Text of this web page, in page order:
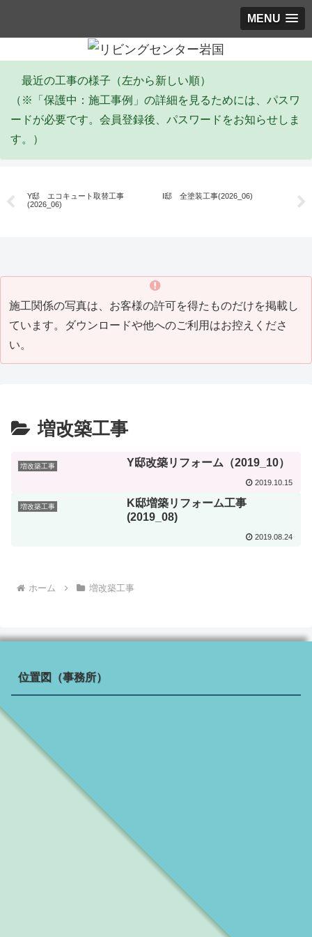
MENU
最近の工事の様子（左から新しい順）
（※「保護中：施工事例」の詳細を見るためには、パスワ
ードが必要です。会員登録後、パスワードをお知らせしま
す。）
Y邸 エコキュート取替工事
(2026_06)
I邸 全塗装工事(2026_06)
Y
施工関係の写真は、お客様の許可を得たものだけを掲載し
ています。ダウンロードや他へのご利用はお控えくださ
い。
増改築工事
増改築工事 Y邸改築リフォーム（2019_10）
2019.10.15
増改築工事
K邸増築リフォーム工事
(2019_08)
2019.08.24
ホーム 増改築工事
位置図（事務所）